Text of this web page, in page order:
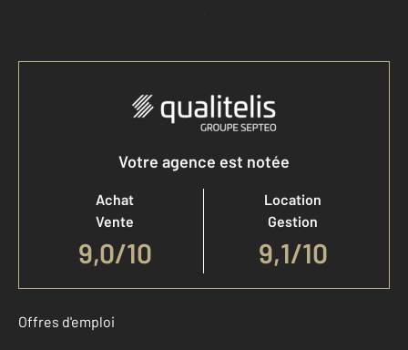
Accéder à mon compte
Votre agence est notée
Achat
Vente
9,0/10
Location
Gestion
9,1/10
Offres d'emploi